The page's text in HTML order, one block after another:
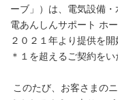
ーブ」）は、電気設備
電あんしんサポート ホ
２０２１年より提供を
＊１を超えるご契約をい
このたび、お客さまの